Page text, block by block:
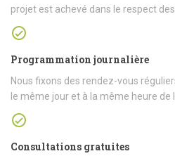
projet est achevé dans le respect
Programmation journalière
Nous fixons des rendez-vous
le même jour et à la même heure de
Consultations gratuites